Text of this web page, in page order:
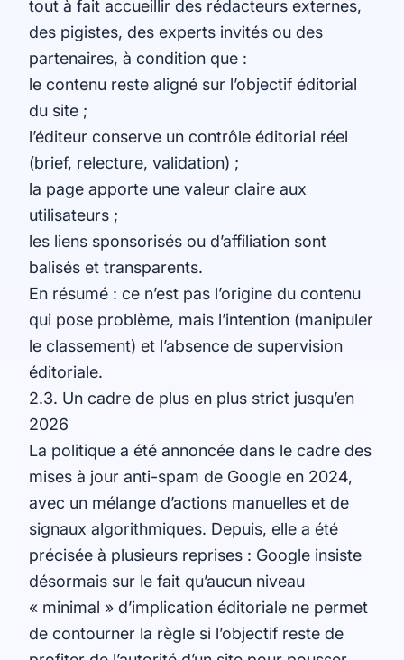
tout à fait accueillir des rédacteurs externes,
des pigistes, des experts invités ou des
partenaires, à condition que :
le contenu reste aligné sur l’objectif éditorial
du site ;
l’éditeur conserve un contrôle éditorial réel
(brief, relecture, validation) ;
la page apporte une valeur claire aux
utilisateurs ;
les liens sponsorisés ou d’affiliation sont
balisés et transparents.
En résumé : ce n’est pas l’origine du contenu
qui pose problème, mais l’intention (manipuler
le classement) et l’absence de supervision
éditoriale.
2.3. Un cadre de plus en plus strict jusqu’en
2026
La politique a été annoncée dans le cadre des
mises à jour anti-spam de Google en 2024,
avec un mélange d’actions manuelles et de
signaux algorithmiques. Depuis, elle a été
précisée à plusieurs reprises : Google insiste
désormais sur le fait qu’aucun niveau
« minimal » d’implication éditoriale ne permet
de contourner la règle si l’objectif reste de